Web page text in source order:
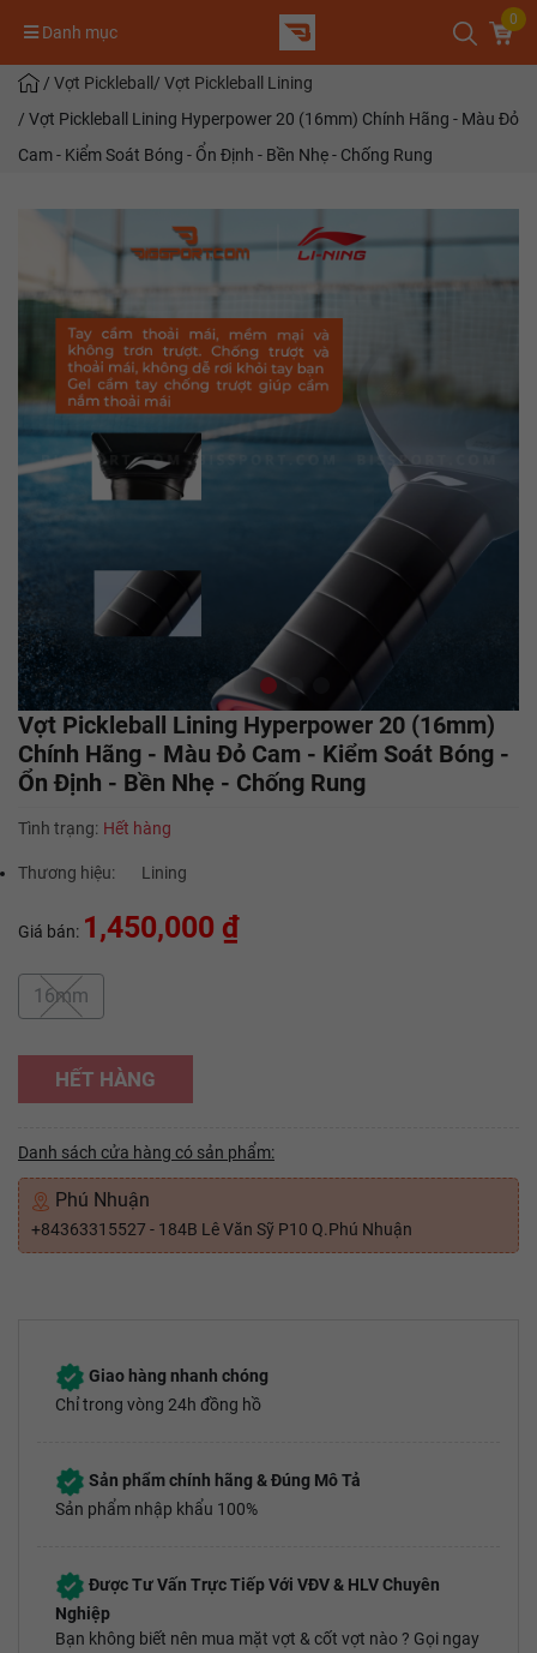
Danh mục
0
/ Vợt Pickleball / Vợt Pickleball Lining
/ Vợt Pickleball Lining Hyperpower 20 (16mm) Chính Hãng - Màu Đỏ
Cam - Kiểm Soát Bóng - Ổn Định - Bền Nhẹ - Chống Rung
Vợt Pickleball Lining Hyperpower 20 (16mm)
Chính Hãng - Màu Đỏ Cam - Kiểm Soát Bóng -
Ổn Định - Bền Nhẹ - Chống Rung
Tình trạng: Hết hàng
Thương hiệu: Lining
Giá bán: 1,450,000 ₫
16mm
HẾT HÀNG
Danh sách cửa hàng có sản phẩm:
Phú Nhuận
+84363315527 - 184B Lê Văn Sỹ P10 Q.Phú Nhuận
Giao hàng nhanh chóng
Chỉ trong vòng 24h đồng hồ
Sản phẩm chính hãng & Đúng Mô Tả
Sản phẩm nhập khẩu 100%
Được Tư Vấn Trực Tiếp Với VĐV & HLV Chuyên
Nghiệp
Bạn không biết nên mua mặt vợt & cốt vợt nào ? Gọi ngay